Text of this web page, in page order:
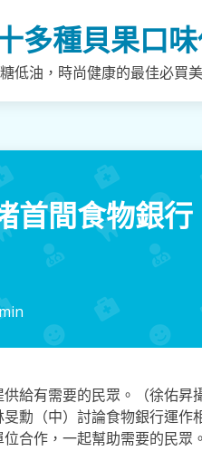
多種貝果口
低油，時尚健康的最佳必買
首間食物銀
給有需要的民眾。（徐佑昇
勳（中）討論食物銀行運
合作，一起幫助需要的民眾